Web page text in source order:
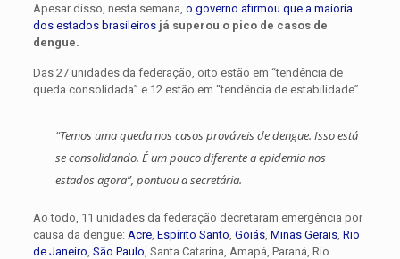
Apesar disso, nesta semana, o governo afirmou que a maioria
dos estados brasileiros já superou o pico de casos de
dengue.
Das 27 unidades da federação, oito estão em “tendência de
queda consolidada” e 12 estão em “tendência de estabilidade”.
“Temos uma queda nos casos prováveis de dengue. Isso está
se consolidando. É um pouco diferente a epidemia nos
estados agora”, pontuou a secretária.
Ao todo, 11 unidades da federação decretaram emergência por
causa da dengue: Acre, Espírito Santo Goiás, Minas Gerais, Rio
de Janeiro São Paulo , Santa Catarina, Amapá, Paraná, Rio